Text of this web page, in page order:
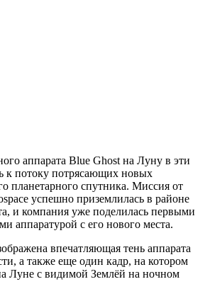
аппарата Blue Ghost на Луну в эти
к потоку потрясающих новых
планетарного спутника. Миссия от
успешно приземлилась в районе
и компания уже поделилась первыми
аппаратурой с его нового места.
впечатляющая тень аппарата
а также еще один кадр, на котором
Луне с видимой Землёй на ночном